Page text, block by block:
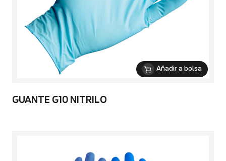
Añadir a bolsa
GUANTE G10 NITRILO